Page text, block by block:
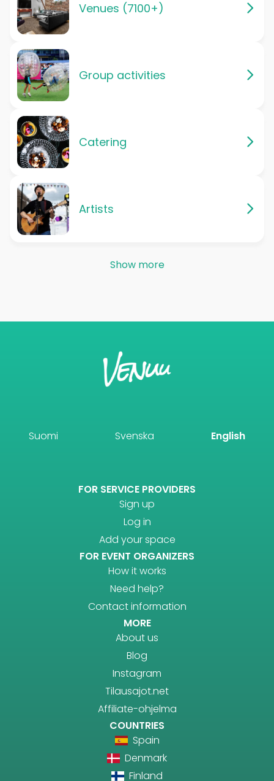
Venues (7100+)
Group activities
Catering
Artists
Show more
Suomi Svenska English
FOR SERVICE PROVIDERS
Sign up
Log in
Add your space
FOR EVENT ORGANIZERS
How it works
Need help?
Contact information
MORE
About us
Blog
Instagram
Tilausajot.net
Affiliate-ohjelma
COUNTRIES
Spain
Denmark
Finland